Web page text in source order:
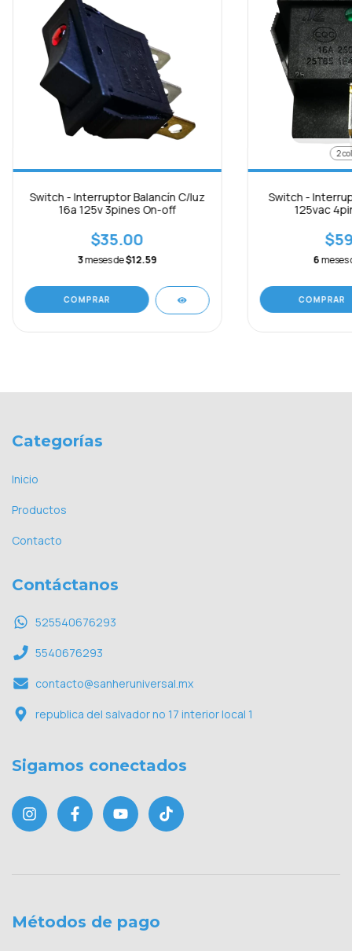
Switch - Interruptor Balancín C/luz
16a 125v 3pines On-off
$35.00
3meses de$12.59
COMPRAR
2
Switch -
125vac
6meses
COMPRAR
Categorías
Inicio
Productos
Contacto
Contáctanos
525540676293
5540676293
contacto@sanheruniversal.mx
republica del salvador no 17 interior local 1
Sigamos conectados
Métodos de pago